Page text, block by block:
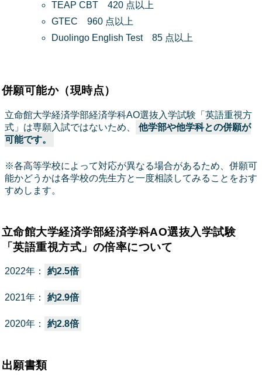
TEAP CBT 420 点以上
GTEC 960 点以上
Duolingo English Test 85 点以上
併願可能か（現時点）
立命館大学経済学部経済学科AO選抜入学試験「英語重視方
式」は専願入試ではないため、
他学部や他学科との併願が
可能です。
※各高等学校によって対応が異なる場合があるため、併願可
能かどうかは各学校の先生方と一度相談してみることをおす
すめします。
立命館大学経済学部経済学科AO選抜入学試験
「英語重視方式」の倍率について
2022年： 約2.5倍
2021年： 約2.9倍
2020年： 約2.8倍
出願書類